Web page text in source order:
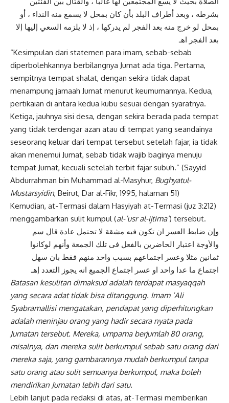
بشرطه ، وبعد أطراف البلد بأن كان بمحل لا يسمع منه النداء ، أو
بمحل لو خرج منه بعد الفجر لم يدركها ، إذ لا يلزمه السعي إليها إلا
بعد الفجر اهـ
“Kesimpulan dari statemen para imam, sebab-sebab
diperbolehkannya berbilangnya Jumat ada tiga. Pertama,
sempitnya tempat shalat, dengan sekira tidak dapat
menampung jamaah Jumat menurut keumumannya. Kedua,
pertikaian di antara kedua kubu sesuai dengan syaratnya.
Ketiga, jauhnya sisi desa, dengan sekira berada pada tempat
yang tidak terdengar azan atau di tempat yang seandainya
seseorang keluar dari tempat tersebut setelah fajar, ia tidak
akan menemui Jumat, sebab tidak wajib baginya menuju
tempat Jumat, kecuali setelah terbit fajar subuh.” (Sayyid
Abdurrahman bin Muhammad al-Masyhur, Bughyatul-
Mustarsyidin, Beirut, Dar al-Fikr, 1995, halaman 51)
Kemudian, at-Termasi dalam Hasyiyah at-Termasi (juz 3:212)
menggambarkan sulit kumpul (al-‘usr al-ijtima’) tersebut.
وإن ضابط العسر ان تكون فيه مشقة لا تحتمل عادة قال سم
والأوجة اعتبار الحاضرين بالفعل فى تلك الجمعة وأنهم لوكانوا
ثمانين مثلا وعسر اجتماعهم بسبب واحد منهم فقط بان سهل
اجتماع ما عدا واحد او عسر اجتماع الجميع انه يجوز التعدد إهـ
Batasan kesulitan dimaksud adalah terdapat masyaqqah
yang secara adat tidak bisa ditanggung. Imam ‘Ali
Syabramallisi mengatakan, pendapat yang diperhitungkan
adalah meninjau orang yang hadir secara nyata pada
Jumatan tersebut. Mereka, umpama berjumlah 80 orang,
misalnya, dan mereka sulit berkumpul sebab satu orang dari
mereka saja, yang gambarannya mudah berkumpul tanpa
satu orang atau sulit semuanya berkumpul, maka boleh
mendirikan Jumatan lebih dari satu.
Lebih lanjut pada redaksi di atas, at-Termasi memberikan